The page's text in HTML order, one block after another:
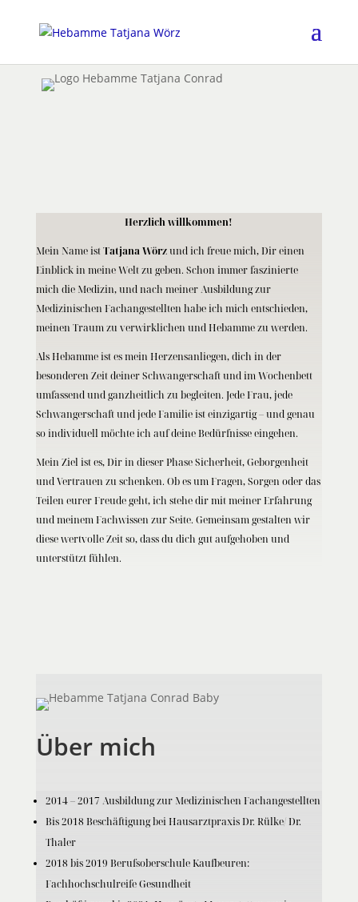
Herzlich willkommen!
Mein Name istTatjana Wörzund ich freue mich, Dir einen
Einblick in meine Welt zu geben. Schon immer faszinierte
mich die Medizin, und nach meiner Ausbildung zur
Medizinischen Fachangestellten habe ich mich entschieden,
meinen Traum zu verwirklichen und Hebamme zu werden.
Als Hebamme ist es mein Herzensanliegen, dich in der
besonderen Zeit deiner Schwangerschaft und im Wochenbett
umfassend und ganzheitlich zu begleiten. Jede Frau, jede
Schwangerschaft und jede Familie ist einzigartig – und genau
so individuell möchte ich auf deine Bedürfnisse eingehen.
Mein Ziel ist es, Dir in dieser Phase Sicherheit, Geborgenheit
und Vertrauen zu schenken. Ob es um Fragen, Sorgen oder das
Teilen eurer Freude geht, ich stehe dir mit meiner Erfahrung
und meinem Fachwissen zur Seite. Gemeinsam gestalten wir
diese wertvolle Zeit so, dass du dich gut aufgehoben und
unterstützt fühlen.
Über mich
2014 – 2017 Ausbildung zur Medizinischen Fachangestellten
Bis 2018 Beschäftigung bei Hausarztpraxis Dr. Rülke/ Dr.
Thaler
2018 bis 2019 Berufsoberschule Kaufbeuren:
Fachhochschulreife Gesundheit